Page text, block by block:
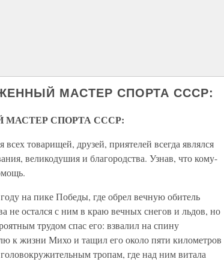
МАСТЕР СПОРТА СССР:
СПОРТА СССР:
товарищей, друзей, приятелей всегда являлся
великодушия и благородства. Узнав, что кому-
на пике Победы, где обрел вечную обитель
остался с ним в краю вечных снегов и льдов, но
трудом спас его: взвалил на спину
к жизни Михо и тащил его около пяти километров
тропам, где над ним витала